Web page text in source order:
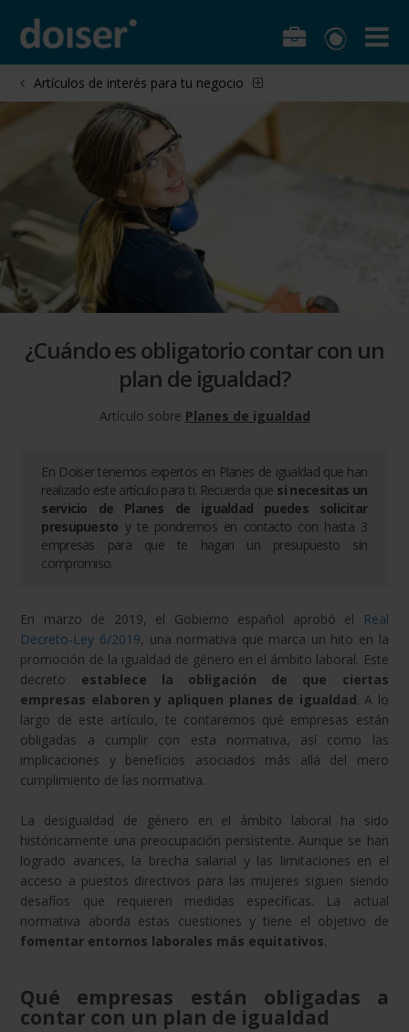
Artículos de interés para tu negocio
¿Cuándo es obligatorio contar con un
plan de igualdad?
Artículo sobre Planes de igualdad
En Doiser tenemos expertos en Planes de igualdadque han
realizado este artículo para ti. Recuerda que si necesitas un
servicio de Planes de igualdad puedes solicitar
presupuesto y te pondremos en contacto con hasta 3
empresas para que te hagan un presupuesto sin
compromiso.
En marzo de 2019, el Gobierno español aprobó el
Real
Decreto-Ley 6/2019, una normativa que marca un hito en la
promoción de la igualdad de género en el ámbito laboral. Este
decreto establece la obligación de que ciertas
empresas elaboren y apliquen planes de igualdad. A lo
largo de este artículo, te contaremos qué empresas están
obligadas a cumplir con esta normativa, así como las
implicaciones y beneficios asociados más allá del mero
cumplimiento de las normativa.
La desigualdad de género en el ámbito laboral ha sido
históricamente una preocupación persistente. Aunque se han
logrado avances, la brecha salarial y las limitaciones en el
acceso a puestos directivos para las mujeres siguen siendo
desafíos que requieren medidas específicas. La actual
normativa aborda estas cuestiones y tiene el objetivo de
fomentar entornos laborales más equitativos.
Qué empresas están obligadas a
contar con un plan de igualdad